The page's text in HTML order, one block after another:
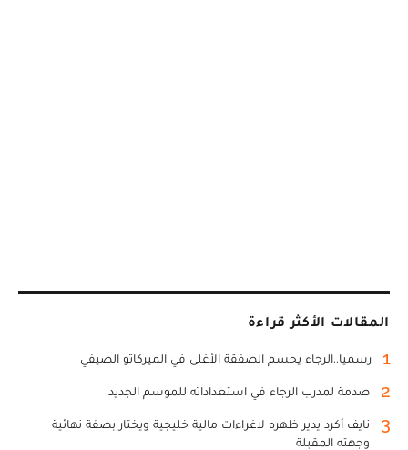
المقالات الأكثر قراءة
1 رسميا..الرجاء يحسم الصفقة الأغلى في الميركاتو الصيفي
2 صدمة لمدرب الرجاء في استعداداته للموسم الجديد
3
نايف أكرد يدير ظهره لاغراءات مالية خليجية ويختار بصفة نهائية
وجهته المقبلة